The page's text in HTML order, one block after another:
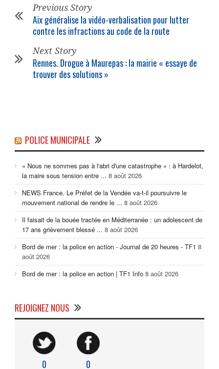
Previous Story
Aix généralise la vidéo-verbalisation pour lutter
contre les infractions au code de la route
Next Story
Rennes. Drogue à Maurepas : la mairie « essaye de
trouver des solutions »
POLICE MUNICIPALE
« Nous ne sommes pas à l'abri d'une catastrophe » : à Hardelot,
la maire sous tension entre ... 8 août 2026
NEWS France. Le Préfet de la Vendée va-t-il poursuivre le
mouvement national de rendre le ... 8 août 2026
Il faisait de la bouée tractée en Méditerranée : un adolescent de
17 ans grièvement blessé ... 8 août 2026
Bord de mer : la police en action - Journal de 20 heures - TF1 8
août 2026
Bord de mer : la police en action | TF1 Info 8 août 2026
REJOIGNEZ NOUS
0 0